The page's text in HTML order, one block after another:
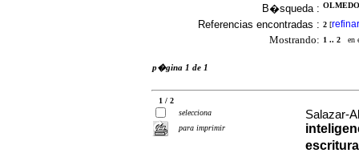
B�squeda :
Referencias encontradas : 2 [refinar
Mostrando: 1 .. 2 en
p�gina 1 de 1
1 / 2
selecciona
para imprimir
Salazar-